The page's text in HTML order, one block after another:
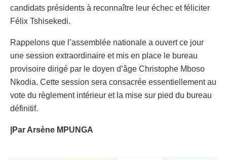
candidats présidents à reconnaître leur échec et féliciter
Félix Tshisekedi.
Rappelons que l’assemblée nationale a ouvert ce jour
une session extraordinaire et mis en place le bureau
provisoire dirigé par le doyen d’âge Christophe Mboso
Nkodia. Cette session sera consacrée essentiellement au
vote du règlement intérieur et la mise sur pied du bureau
définitif.
|Par Arsène MPUNGA